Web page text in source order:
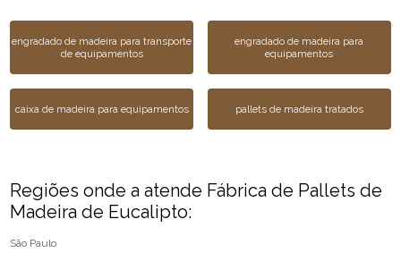
engradado de madeira para transporte
de equipamentos
engradado de madeira para
equipamentos
caixa de madeira para equipamentos pallets de madeira tratados
Regiões onde a atende Fábrica de Pallets de
Madeira de Eucalipto:
São Paulo